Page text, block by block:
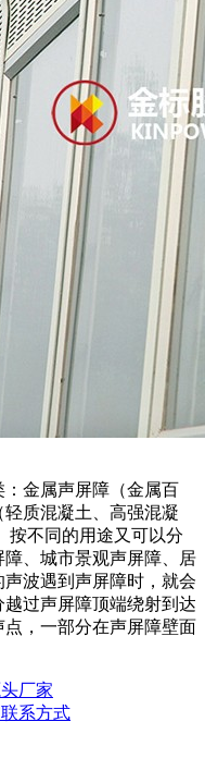
金属声屏障（金属百
质混凝土、高强混凝
按不同的用途又可以分
、城市景观声屏障、居
波遇到声屏障时，就会
过声屏障顶端绕射到达
，一部分在声屏障壁面
厂家
系方式